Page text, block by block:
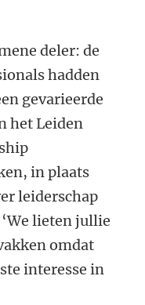
deler: de
hadden
gevarieerde
het Leiden
in plaats
leiderschap
lieten jullie
omdat
interesse in